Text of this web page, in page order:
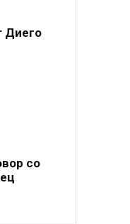
Диего
со